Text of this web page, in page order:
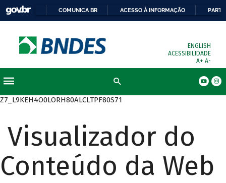
COMUNICA BR ACESSO À INFORMAÇÃO
ENGLISH
ACESSIBILIDADE
A+ A-
Z7_L9KEH4O0LORH80ALCLTPF80S71
Visualizador do
Conteúdo da Web